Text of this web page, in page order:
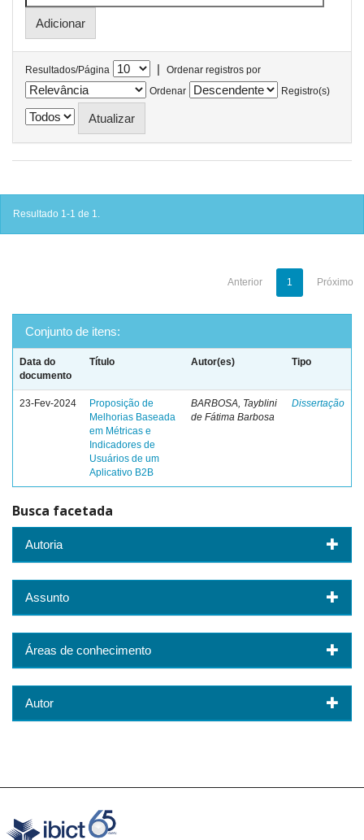
Resultados/Página |
Ordenar registros por
Ordenar
Registro(s)
Resultado 1-1 de 1.
Anterior 1 Próximo
Conjunto de itens:
Data do
documento
Título Autor(es) Tipo
23-Fev-2024
Proposição de
Melhorias Baseada
em Métricas e
Indicadores de
Usuários de um
Aplicativo B2B
BARBOSA, Tayblini
de Fátima Barbosa
Dissertação
Busca facetada
Autoria
Assunto
Áreas de conhecimento
Autor